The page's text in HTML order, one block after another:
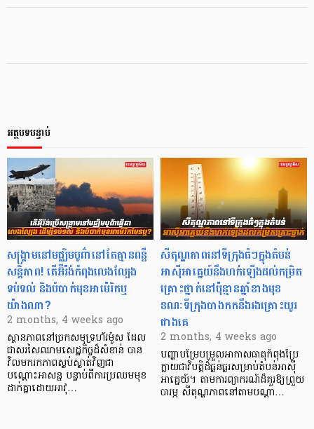
អត្ថបទបន្ទាប់
សង្គ្រាមនៅមជ្ឈិមបូព៌ានៅតែគ្មានពន្លឺ
សន្តិភាព! តើអ៊ីរ៉ង់កំពុងលេងល្បែង
ទប់ទល់ និងបំបាក់មុខអាម៉េរិកឬ
យ៉ាងណា?
2 months, 4 weeks ago
ស្ថានភាពនៅច្រកសមុទ្រហ័រម៉ូស ដែល
ជាសរសៃឈាមសេដ្ឋកិច្ចដ៏សំខាន់ បាន
វិលមករកភាពស្ងប់ស្ងាត់វិញជា
បណ្ដោះអាសន្ន បន្ទាប់ពីការប្រឈមមុខ
ដាក់គ្នាដោយអាវុ…
សីតុណ្ហភាពនៅទីក្រុងធំៗក្នុងតំបន់
អាស៊ីអាគ្នេយ៍នឹងហក់ឡើងដល់កម្រិត
គ្រោះថ្នាក់នៅប៉ុន្មានឆ្នាំខាងមុខ
ខណៈទីក្រុងបាងកកនឹងរងគ្រោះយូរ
ជាងគេ
2 months, 4 weeks ago
បញ្ហាបម្រែបម្រួលអាកាសធាតុកំពុងប្រែ
ក្លាយជាវិបត្តិដ៏ធ្ងន់ធ្ងរសម្រាប់តំបន់អាស៊ី
អាគ្នេយ៍។ តាមការព្យាករណ៍ដ៏គួរឱ្យព្រួយ
បារម្ភ សីតុណ្ហភាពនៅតាមបណ្តា…